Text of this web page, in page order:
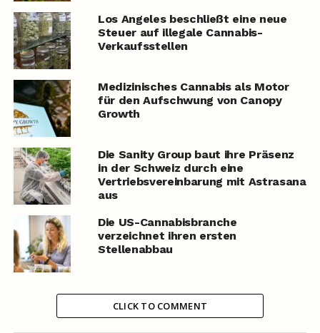
Los Angeles beschließt eine neue
Steuer auf illegale Cannabis-
Verkaufsstellen
Medizinisches Cannabis als Motor
für den Aufschwung von Canopy
Growth
Die Sanity Group baut ihre Präsenz
in der Schweiz durch eine
Vertriebsvereinbarung mit Astrasana
aus
Die US-Cannabisbranche
verzeichnet ihren ersten
Stellenabbau
CLICK TO COMMENT